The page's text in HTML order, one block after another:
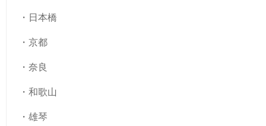
日本橋
京都
奈良
和歌山
雄琴